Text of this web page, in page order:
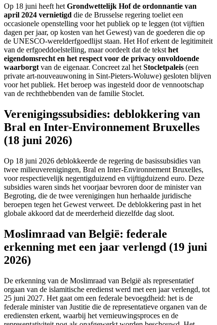
Op 18 juni heeft het Grondwettelijk Hof de ordonnantie van
april 2024 vernietigd die de Brusselse regering toeliet een
occasionele openstelling voor het publiek op te leggen (tot vijftien
dagen per jaar, op kosten van het Gewest) van de goederen die op
de UNESCO-werelderfgoedlijst staan. Het Hof erkent de legitimiteit
van de erfgoeddoelstelling, maar oordeelt dat de tekst het
eigendomsrecht en het respect voor de privacy onvoldoende
waarborgt van de eigenaar. Concreet zal het Stocletpaleis (een
private art-nouveauwoning in Sint-Pieters-Woluwe) gesloten blijven
voor het publiek. Het beroep was ingesteld door de vennootschap
van de rechthebbenden van de familie Stoclet.
Verenigingssubsidies: deblokkering van
Bral en Inter-Environnement Bruxelles
(18 juni 2026)
Op 18 juni 2026 deblokkeerde de regering de basissubsidies van
twee milieuverenigingen, Bral en Inter-Environnement Bruxelles,
voor respectievelijk negentigduizend en vijftigduizend euro. Deze
subsidies waren sinds het voorjaar bevroren door de minister van
Begroting, die de twee verenigingen hun herhaalde juridische
beroepen tegen het Gewest verweet. De deblokkering past in het
globale akkoord dat de meerderheid diezelfde dag sloot.
Moslimraad van België: federale
erkenning met een jaar verlengd (19 juni
2026)
De erkenning van de Moslimraad van België als representatief
orgaan van de islamitische eredienst werd met een jaar verlengd, tot
25 juni 2027. Het gaat om een federale bevoegdheid: het is de
federale minister van Justitie die de representatieve organen van de
erediensten erkent, waarbij het vernieuwingsproces en de